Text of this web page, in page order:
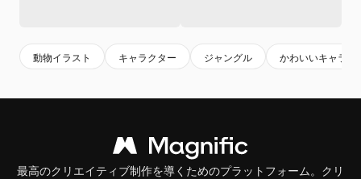
動物イラスト キャラクター ジャングル かわいいキャラク
最高のクリエイティブ制作を導くためのプラットフォーム。クリ